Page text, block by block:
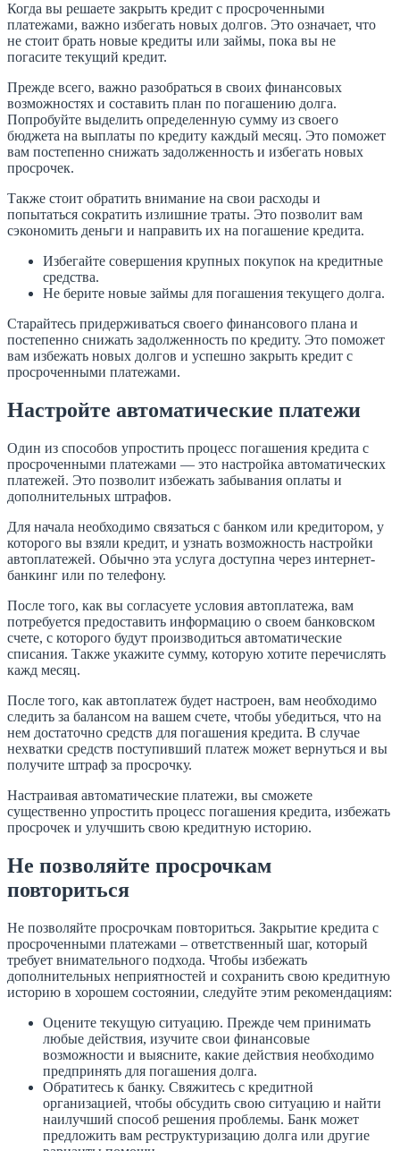
Когда вы решаете закрыть кредит с просроченными
платежами, важно избегать новых долгов. Это означает, что
не стоит брать новые кредиты или займы, пока вы не
погасите текущий кредит.
Прежде всего, важно разобраться в своих финансовых
возможностях и составить план по погашению долга.
Попробуйте выделить определенную сумму из своего
бюджета на выплаты по кредиту каждый месяц. Это поможет
вам постепенно снижать задолженность и избегать новых
просрочек.
Также стоит обратить внимание на свои расходы и
попытаться сократить излишние траты. Это позволит вам
сэкономить деньги и направить их на погашение кредита.
Избегайте совершения крупных покупок на кредитные
средства.
Не берите новые займы для погашения текущего долга.
Старайтесь придерживаться своего финансового плана и
постепенно снижать задолженность по кредиту. Это поможет
вам избежать новых долгов и успешно закрыть кредит с
просроченными платежами.
Настройте автоматические платежи
Один из способов упростить процесс погашения кредита с
просроченными платежами — это настройка автоматических
платежей. Это позволит избежать забывания оплаты и
дополнительных штрафов.
Для начала необходимо связаться с банком или кредитором, у
которого вы взяли кредит, и узнать возможность настройки
автоплатежей. Обычно эта услуга доступна через интернет-
банкинг или по телефону.
После того, как вы согласуете условия автоплатежа, вам
потребуется предоставить информацию о своем банковском
счете, с которого будут производиться автоматические
списания. Также укажите сумму, которую хотите перечислять
кажд месяц.
После того, как автоплатеж будет настроен, вам необходимо
следить за балансом на вашем счете, чтобы убедиться, что на
нем достаточно средств для погашения кредита. В случае
нехватки средств поступивший платеж может вернуться и вы
получите штраф за просрочку.
Настраивая автоматические платежи, вы сможете
существенно упростить процесс погашения кредита, избежать
просрочек и улучшить свою кредитную историю.
Не позволяйте просрочкам
повториться
Не позволяйте просрочкам повториться. Закрытие кредита с
просроченными платежами – ответственный шаг, который
требует внимательного подхода. Чтобы избежать
дополнительных неприятностей и сохранить свою кредитную
историю в хорошем состоянии, следуйте этим рекомендациям:
Оцените текущую ситуацию. Прежде чем принимать
любые действия, изучите свои финансовые
возможности и выясните, какие действия необходимо
предпринять для погашения долга.
Обратитесь к банку. Свяжитесь с кредитной
организацией, чтобы обсудить свою ситуацию и найти
наилучший способ решения проблемы. Банк может
предложить вам реструктуризацию долга или другие